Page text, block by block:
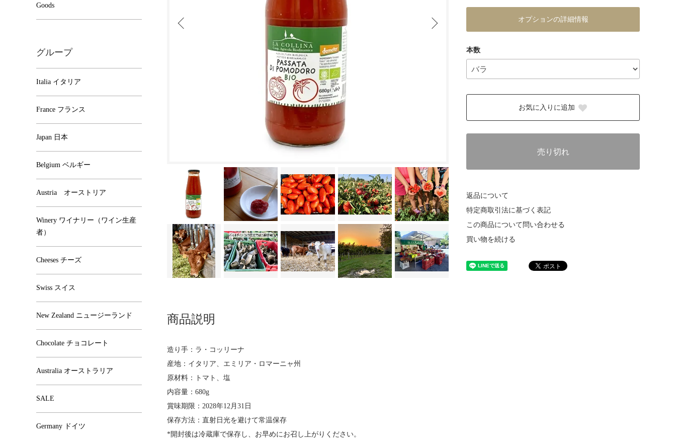
オプションの詳細情報
本数
お気に入りに追加
売り切れ
返品について
特定商取引法に基づく表記
この商品について問い合わせる
買い物を続ける
商品説明
造り手：ラ・コッリーナ
産地：イタリア、エミリア・ロマーニャ州
原材料：トマト、塩
内容量：680g
賞味期限：2028年12月31日
保存方法：直射日光を避けて常温保存
*開封後は冷蔵庫で保存し、お早めにお召し上がりください。
Goods
グループ
Italia イタリア
France フランス
Japan 日本
Belgium ベルギー
Austria オーストリア
Winery ワイナリー（ワイン生産
者）
Cheeses チーズ
Swiss スイス
New Zealand ニュージーランド
Chocolate チョコレート
Australia オーストラリア
SALE
Germany ドイツ